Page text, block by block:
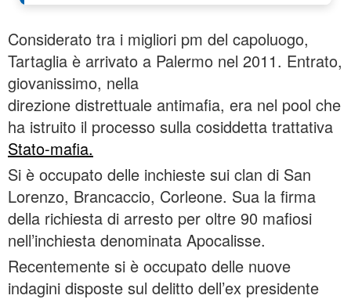
Considerato tra i migliori pm del capoluogo,
Tartaglia è arrivato a Palermo nel 2011. Entrato,
giovanissimo, nella
direzione distrettuale antimafia, era nel pool che
ha istruito il processo sulla cosiddetta trattativa
Stato-mafia.
Si è occupato delle inchieste sui clan di San
Lorenzo, Brancaccio, Corleone. Sua la firma
della richiesta di arresto per oltre 90 mafiosi
nell’inchiesta denominata Apocalisse.
Recentemente si è occupato delle nuove
indagini disposte sul delitto dell’ex presidente